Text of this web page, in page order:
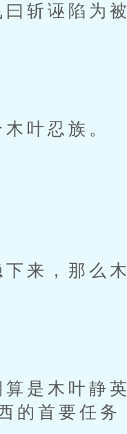
斩诬陷为被
叶忍族。
来，那么木
是木叶静英
的首要任务